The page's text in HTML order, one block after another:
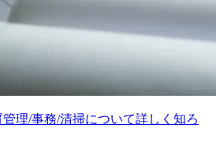
理/事務/清掃について詳しく知ろ